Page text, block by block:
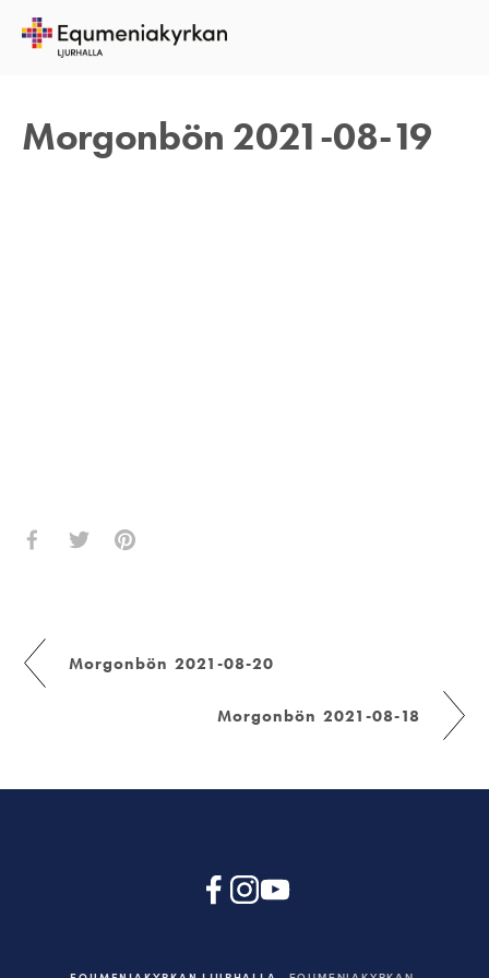
Morgonbön 2021-08-19
19 AUGUSTI 2021
Morgonbön 2021-08-20
Morgonbön 2021-08-18